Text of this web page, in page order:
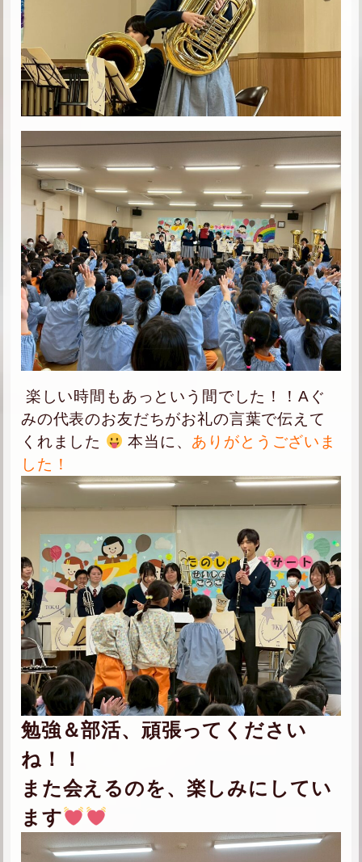
楽しい時間もあっという間でした！！Aぐ
みの代表のお友だちがお礼の言葉で伝えて
くれました
本当に、 ありがとうございま
した！
勉強＆部活、頑張ってください
ね！！
また会えるのを、楽しみにしてい
ます